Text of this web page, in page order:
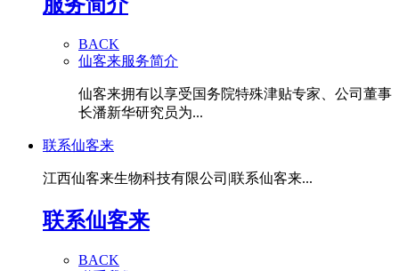
BACK
仙客来服务简介
仙客来拥有以享受国务院特殊津贴专家、公司董事
长潘新华研究员为...
联系仙客来
江西仙客来生物科技有限公司|联系仙客来...
联系仙客来
BACK